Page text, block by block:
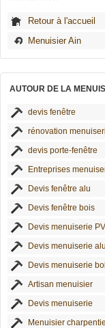
Retour à l'accueil
Menuisier Ain
AUTOUR DE LA
devis fenêtre
rénovation
devis porte-fenêtre
Entreprises
Devis fenêtre alu
Devis fenêtre bois
Devis menuiserie
Devis menuiserie alu
Devis menuiserie
Artisan menuisier
Devis menuiserie
Menuisier